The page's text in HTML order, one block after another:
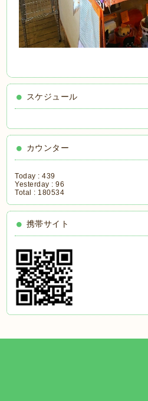
スケジュール
カウンター
Today :439
Yesterday :96
Total : 180534
携帯サイト